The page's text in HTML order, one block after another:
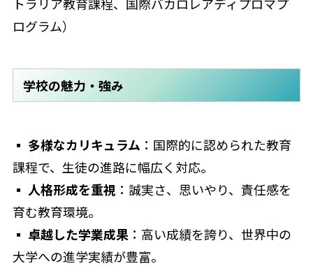
トラリア教育課程、国際バカロレアディプロマプ
ログラム）
学校の魅力・強み
▪ 多様なカリキュラム ：国際的に認められた教育
課程で、生徒の進路に幅広く対応。
▪ 人格形成を重視 ：誠実さ、思いやり、責任感を
育む教育環境。
▪ 卓越した学業成果 ：高い成績を誇り、世界中の
大学への進学実績が豊富。